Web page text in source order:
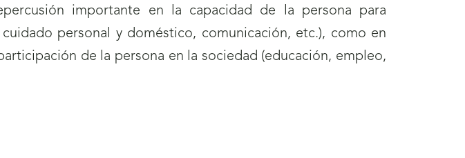
importante en la capacidad de la persona para
personal y doméstico, comunicación, etc.), como en
de la persona en la sociedad (educación, empleo,